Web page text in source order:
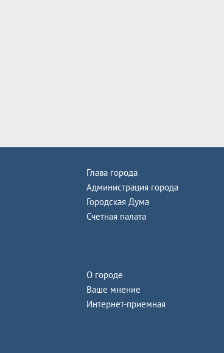
Глава города
Администрация города
Городская Дума
Счетная палата
О городе
Ваше мнение
Интернет-приемная